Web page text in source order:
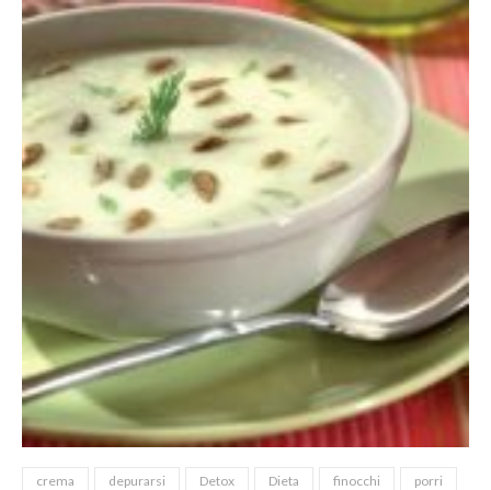
crema depurarsi Detox Dieta finocchi porri